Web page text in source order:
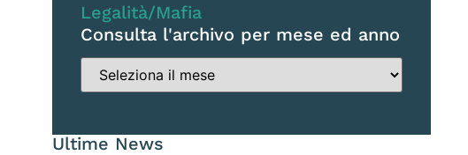
Legalità/Mafia
Consulta l'archivo per mese ed anno
Ultime News